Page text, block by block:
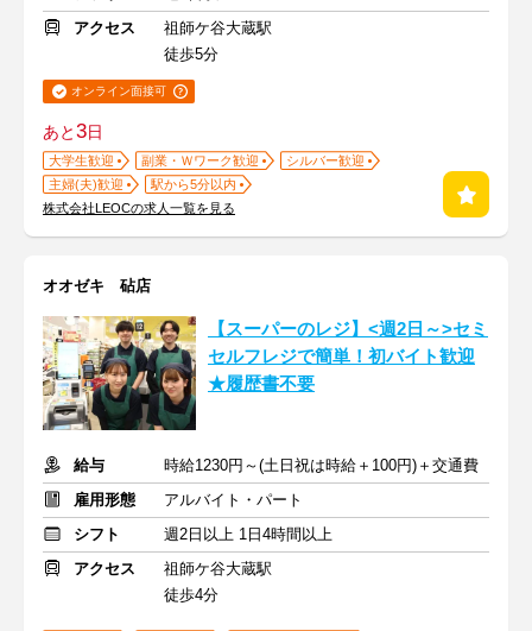
アクセス
祖師ケ谷大蔵駅
徒歩5分
オンライン面接可
あと3日
大学生歓迎 副業・Ｗワーク歓迎
シルバー歓迎
主婦(夫)歓迎
駅から5分以内
株式会社LEOCの求人一覧を見る
オオゼキ 砧店
【スーパーのレジ】<週2日～>セミ
セルフレジで簡単！初バイト歓迎
★履歴書不要
給与
時給1230円～(土日祝は時給＋100円)＋交通費
雇用形態
アルバイト・パート
シフト
週2日以上 1日4時間以上
アクセス
祖師ケ谷大蔵駅
徒歩4分